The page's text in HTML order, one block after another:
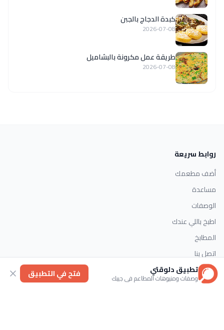
كبدة الدجاج بالجبن
2026-07-08
طريقة عمل مكرونة بالبشاميل
2026-07-08
روابط سريعة
أضف مطعمك
مساعدة
الوصفات
اطبخ باللي عندك
المطابخ
اتصل بنا
التصنيفات
تطبيق دلوقتي
وصفات ومنيوهات المطاعم في جيبك فتح في التطبيق